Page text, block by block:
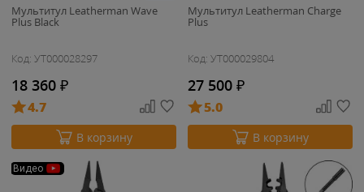
Мультитул Leatherman Wave
Plus Black
Код: УТ000028297
18 360 ₽
4.7
В корзину
Мультитул Leatherman Charge
Plus
Код: УТ000029804
27 500 ₽
5.0
В корзину
Видео